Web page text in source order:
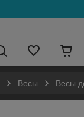
Весы Весы